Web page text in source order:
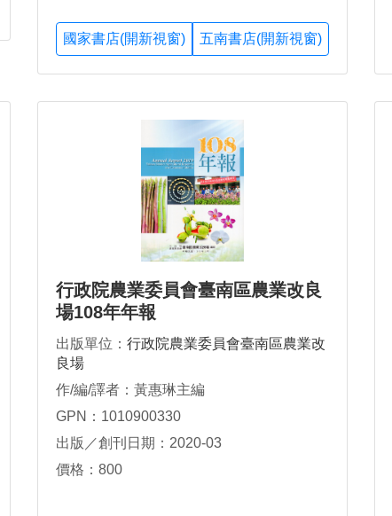
國家書店(開新視窗) 五南書店(開新視窗)
行政院農業委員會臺南區農業改良
場108年年報
出版單位： 行政院農業委員會臺南區農業改
良場
作/編/譯者：黃惠琳主編
GPN：1010900330
出版／創刊日期：2020-03
價格：800